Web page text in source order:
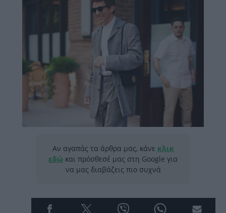
Αν αγαπάς τα άρθρα μας, κάνε κλικ
εδώ και πρόσθεσέ μας στη Google για
να μας διαβάζεις πιο συχνά